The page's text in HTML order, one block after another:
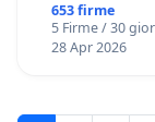
653 firme
5 Firme / 30
28 Apr 2026